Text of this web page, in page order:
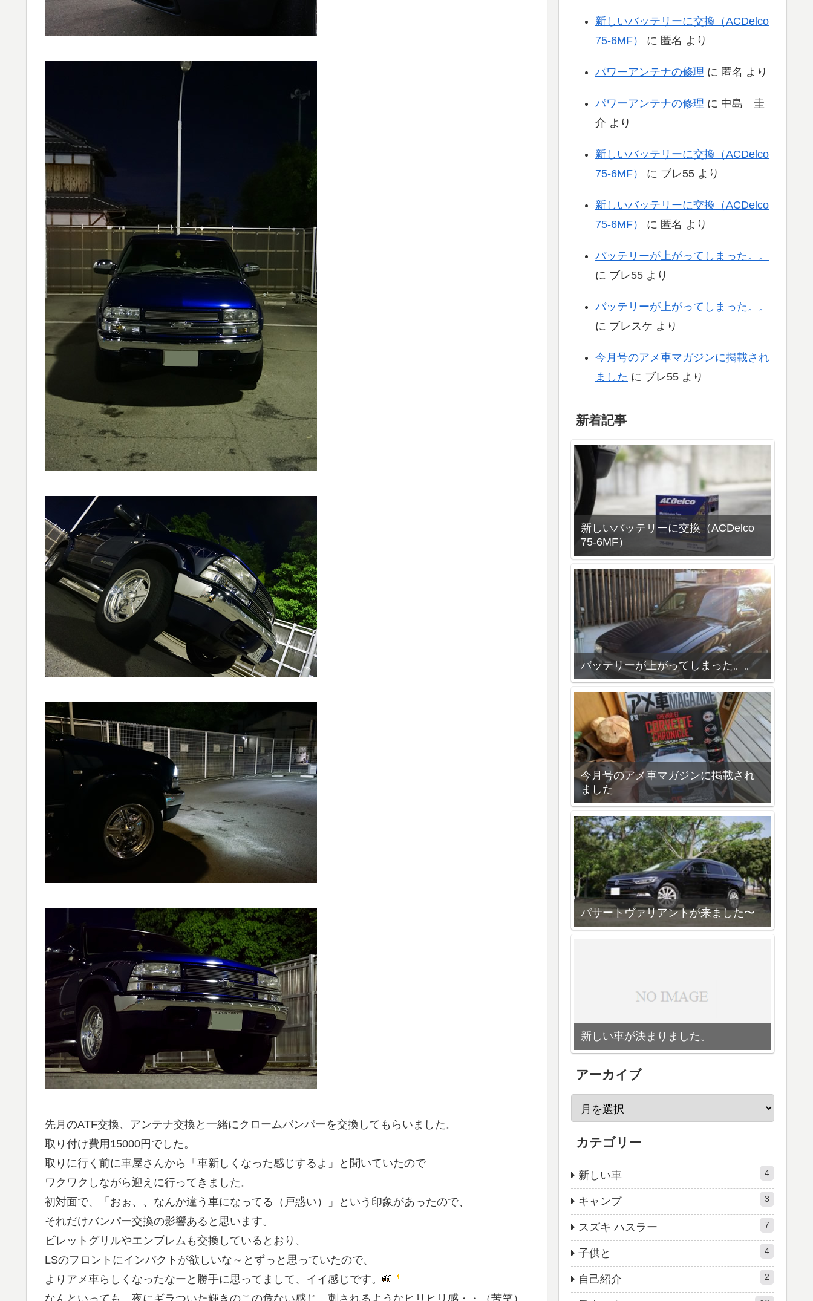
先月のATF交換、アンテナ交換と一緒にクロームバンパーを交換してもらいました。
取り付け費用15000円でした。
取りに行く前に車屋さんから「車新しくなった感じするよ」と聞いていたので
ワクワクしながら迎えに行ってきました。
初対面で、「おぉ、、なんか違う車になってる（戸惑い）」という印象があったので、
それだけバンパー交換の影響あると思います。
ビレットグリルやエンブレムも交換しているとおり、
LSのフロントにインパクトが欲しいな～とずっと思っていたので、
よりアメ車らしくなったなーと勝手に思ってまして、イイ感じです。
なんといっても、夜にギラついた輝きのこの危ない感じ。刺されるようなヒリヒリ感・・（苦笑）
新しいバッテリーに交換（ACDelco
75-6MF）
に 匿名 より
パワーアンテナの修理 に 匿名 より
パワーアンテナの修理 に 中島 圭
介 より
新しいバッテリーに交換（ACDelco
75-6MF）
に ブレ55 より
新しいバッテリーに交換（ACDelco
75-6MF）
に 匿名 より
バッテリーが上がってしまった。。
に ブレ55 より
バッテリーが上がってしまった。。
に ブレスケ より
今月号のアメ車マガジンに掲載され
ました に ブレ55 より
新着記事
新しいバッテリーに交換（ACDelco
75-6MF）
バッテリーが上がってしまった。。
今月号のアメ車マガジンに掲載され
ました
パサートヴァリアントが来ました〜
新しい車が決まりました。
アーカイブ
カテゴリー
新しい車 4
キャンプ 3
スズキ ハスラー 7
子供と 4
自己紹介 2